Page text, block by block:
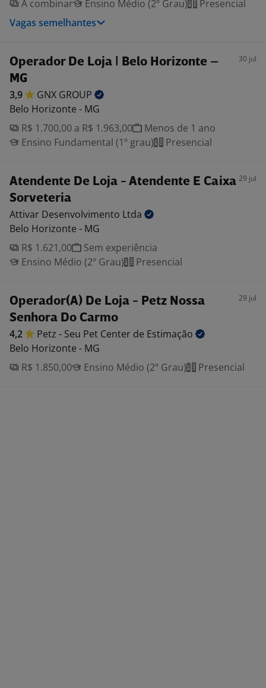
A combinar Ensino Médio (2º Grau)
Presencial
Vagas semelhantes
Operador De Loja | Belo Horizonte –
MG
30 jul
3,9 GNX GROUP
Belo Horizonte - MG
R$ 1.700,00 a R$ 1.963,00
Menos de 1 ano
Ensino Fundamental (1º grau)
Presencial
Atendente De Loja - Atendente E Caixa
Sorveteria
29 jul
Attivar Desenvolvimento Ltda
Belo Horizonte - MG
R$ 1.621,00
Sem experiência
Ensino Médio (2º Grau)
Presencial
Operador(A) De Loja - Petz Nossa
Senhora Do Carmo
29 jul
4,2 Petz - Seu Pet Center de Estimação
Belo Horizonte - MG
R$ 1.850,00
Ensino Médio (2º Grau) Presencial